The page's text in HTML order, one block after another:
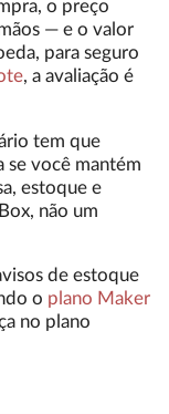
o preço
— e o valor
para seguro
, a avaliação é
tem que
se você mantém
estoque e
não um
de estoque
o plano Maker
no plano